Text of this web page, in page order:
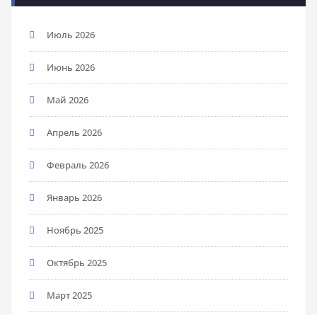
Июль 2026
Июнь 2026
Май 2026
Апрель 2026
Февраль 2026
Январь 2026
Ноябрь 2025
Октябрь 2025
Март 2025